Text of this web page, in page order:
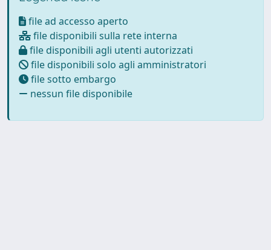
file ad accesso aperto
file disponibili sulla rete interna
file disponibili agli utenti autorizzati
file disponibili solo agli amministratori
file sotto embargo
nessun file disponibile